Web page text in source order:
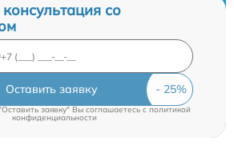
со
Оставить заявку
заявку" Вы соглашаетесь cполитикой
конфиденциальности